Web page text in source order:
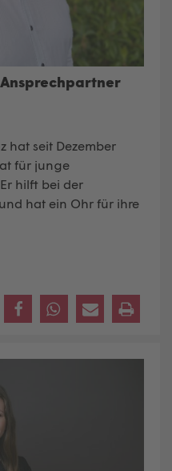
hat seit Dezember
für junge
hilft bei der
hat ein Ohr für ihre